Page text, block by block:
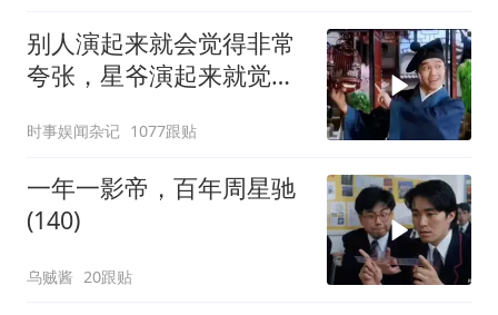
别人演起来就会觉得非常
夸张，星爷演起来就觉得
时事娱闻杂记 1077跟贴
一年一影帝，百年周星驰
(140)
乌贼酱 20跟贴